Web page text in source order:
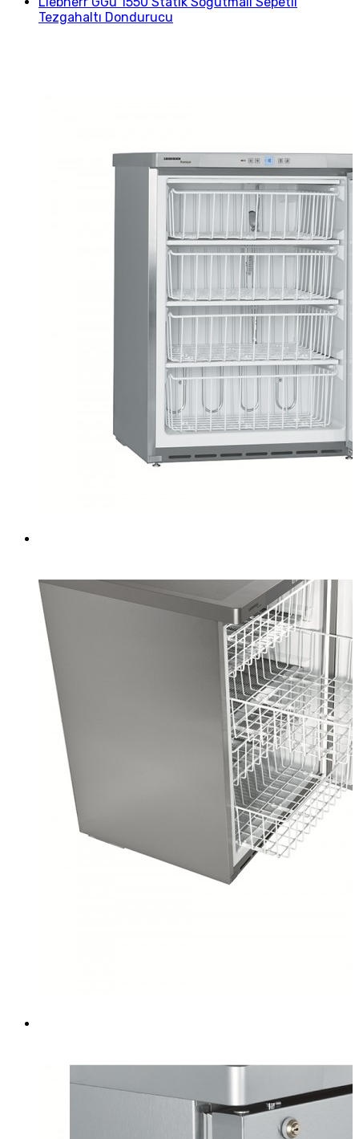
Tezgahaltı Dondurucu